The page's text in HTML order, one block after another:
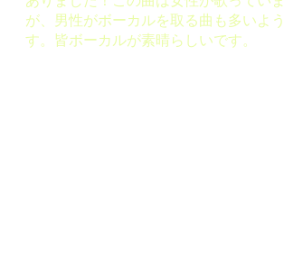
が、男性がボーカルを取る曲も多いよ
す。皆ボーカルが素晴らしいです。